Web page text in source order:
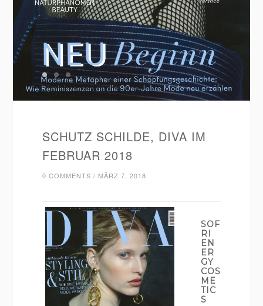
SCHUTZ SCHILDE, DIVA IM
FEBRUAR 2018
0 COMMENTS / MÄRZ 7, 2018
SOF
RI
EN
ER
GY
COS
ME
TIC
S